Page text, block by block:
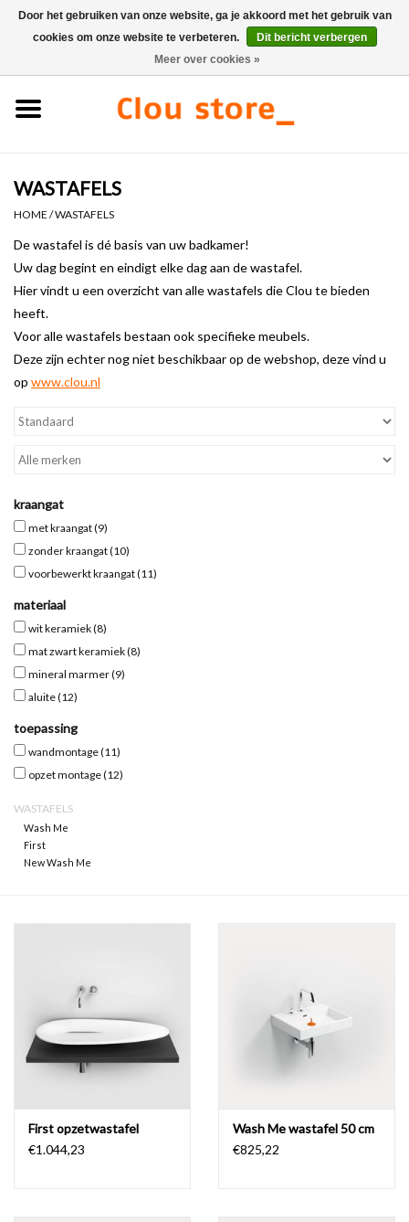
0 Artikelen - €0,00
Fonteinsets
Fonteinen
Toiletten
Kranen & afvoeren
Badkamer accessoires
reserveonderdelen
Merken
WASTAFELS
HOME /WASTAFELS
De wastafel is dé basis van uw badkamer!
Uw dag begint en eindigt elke dag aan de wastafel.
Hier vindt u een overzicht van alle wastafels die Clou te bieden
heeft.
Voor alle wastafels bestaan ook specifieke meubels.
Deze zijn echter nog niet beschikbaar op de webshop, deze vind u
op www.clou.nl
kraangat
met kraangat(9)
zonder kraangat(10)
voorbewerkt kraangat(11)
materiaal
wit keramiek(8)
mat zwart keramiek(8)
mineral marmer(9)
aluite(12)
toepassing
wandmontage(11)
opzet montage(12)
WASTAFELS
Wash Me
First
New Wash Me
First opzetwastafel
€1.044,23
Wash Me wastafel 50 cm
€825,22
Door het gebruiken van onze website, ga je akkoord met het gebruik van
cookies om onze website te verbeteren.
Dit bericht verbergen
Meer over cookies »